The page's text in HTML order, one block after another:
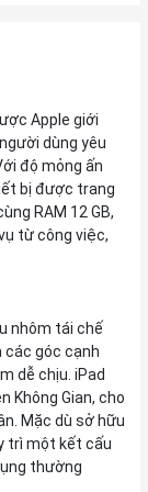
Apple giới
dùng yêu
độ mỏng ấn
bị được trang
RAM 12 GB,
từ công việc,
nhôm tái chế
các góc cạnh
dễ chịu. iPad
Không Gian, cho
Mặc dù sở hữu
trì một kết cấu
thường